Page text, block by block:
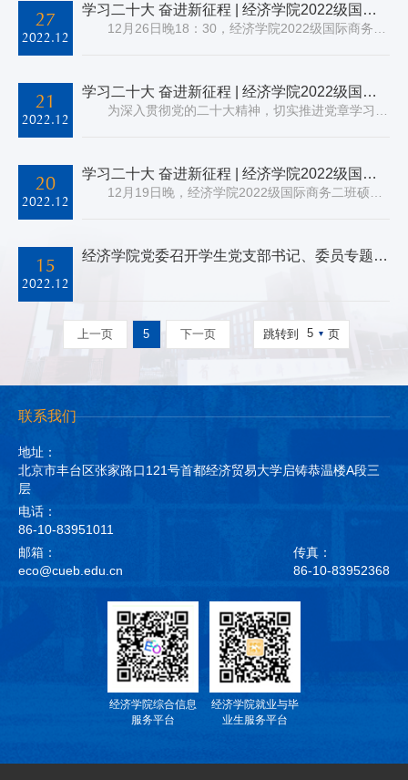
27
2022.12
学习二十大 奋进新征程 | 经济学院2022级国际商务三班硕士党支部开展党的二十大精神和《中国共产党章程》专题学习
21
2022.12
学习二十大 奋进新征程 | 经济学院2022级国际商务一班硕士党支部开展“学习贯彻党的二十大精神”书记讲党课活动
20
2022.12
学习二十大 奋进新征程 | 经济学院2022级国际商务二班硕士党支部开展“党支部书记讲党课”活动
15
2022.12
经济学院党委召开学生党支部书记、委员专题培训会
上一页 5 下一页 跳转到 5 页
联系我们
地址：
北京市丰台区张家路口121号首都经济贸易大学启铸恭温楼A段三
层
电话：
86-10-83951011
邮箱：
eco@cueb.edu.cn
传真：
86-10-83952368
经济学院综合信息
服务平台
经济学院就业与毕
业生服务平台